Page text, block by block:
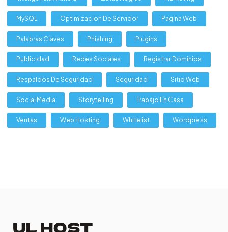
MySQL Optimizacion De Servidor Pagina Web
Palabras Claves Phishing Plugins
Publicidad Redes Sociales Registrar Dominios
Respaldos De Seguridad Seguridad Sitio Web
Social Media Storytelling Trabajo En Casa
Ventas Web Hosting Whitelist Wordpress